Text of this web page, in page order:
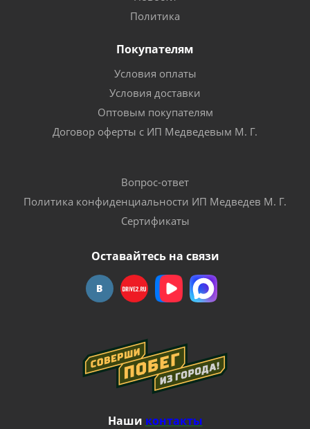
Политика
Покупателям
Условия оплаты
Условия доставки
Оптовым покупателям
Договор оферты с ИП Медведевым М. Г.
Вопрос-ответ
Политика конфиденциальности ИП Медведев М. Г.
Сертификаты
Оставайтесь на связи
Наши контакты